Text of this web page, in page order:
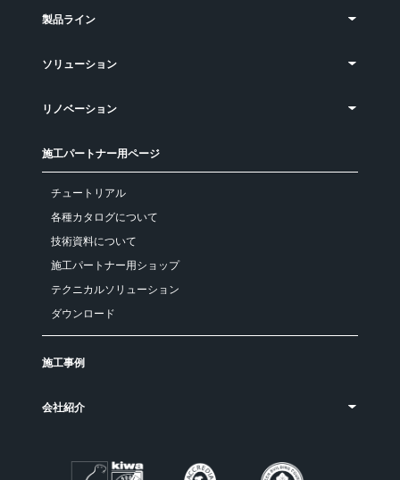
製品ライン
ソリューション
リノベーション
施工パートナー用ページ
チュートリアル
各種カタログについて
技術資料について
施工パートナー用ショップ
テクニカルソリューション
ダウンロード
施工事例
会社紹介